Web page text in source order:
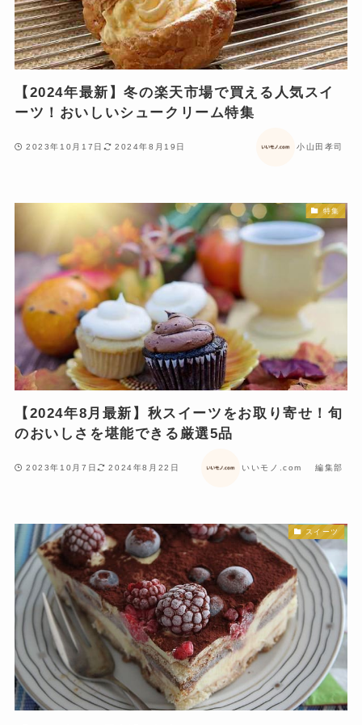
【2024年最新】冬の楽天市場で買える人気スイ
ーツ！おいしいシュークリーム特集
2023年10月17日 2024年8月19日 小山田孝司
特集
【2024年8月最新】秋スイーツをお取り寄せ！旬
のおいしさを堪能できる厳選5品
2023年10月7日 2024年8月22日 いいモノ.com 編集部
スイーツ